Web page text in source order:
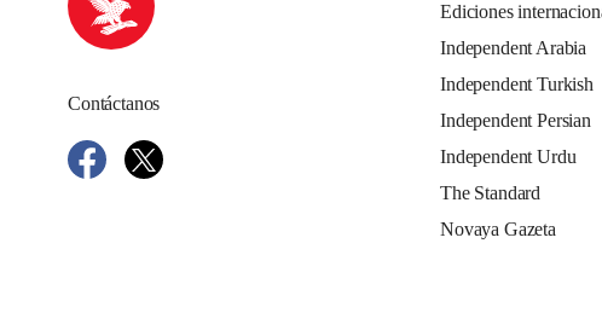
Contáctanos
Ediciones
Independent Arabia
Independent Turkish
Independent Persian
Independent Urdu
The Standard
Novaya Gazeta